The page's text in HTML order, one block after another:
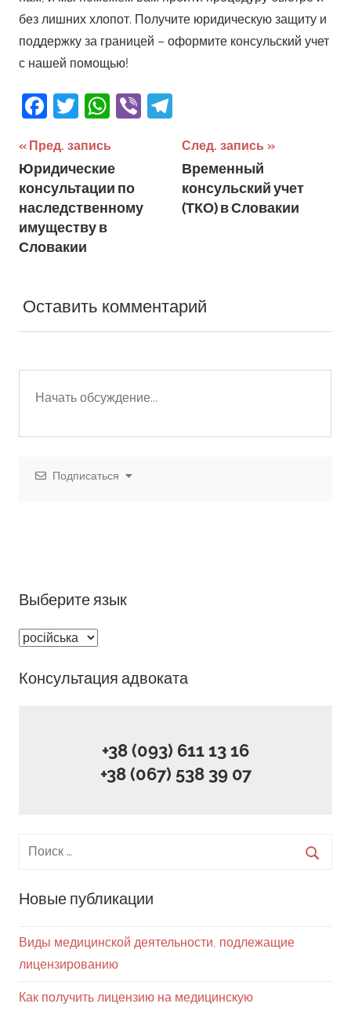
без лишних хлопот. Получите юридическую защиту и
поддержку за границей – оформите консульский учет
с нашей помощью!
Facebook
Twitter
WhatsApp
Viber
Навигация
по
записям
Пред. запись
Юридические
консультации по
наследственному
имуществу в
Словакии
След. запись
Временный
консульский учет
(ТКО) в Словакии
Оставить комментарий
Подписаться
Выберите язык
Выберите
Консультация адвоката
+38 (093) 611 13 16
+38 (067) 538 39 07
Новые публикации
Виды медицинской деятельности, подлежащие
лицензированию
Как получить лицензию на медицинскую